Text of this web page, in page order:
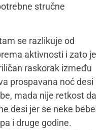
stručne
se razlikuje od
aktivnosti i zato je
raskorak između
prospavana noć desi
mada nije retkost da
desi jer se neke bebe
i druge godine.